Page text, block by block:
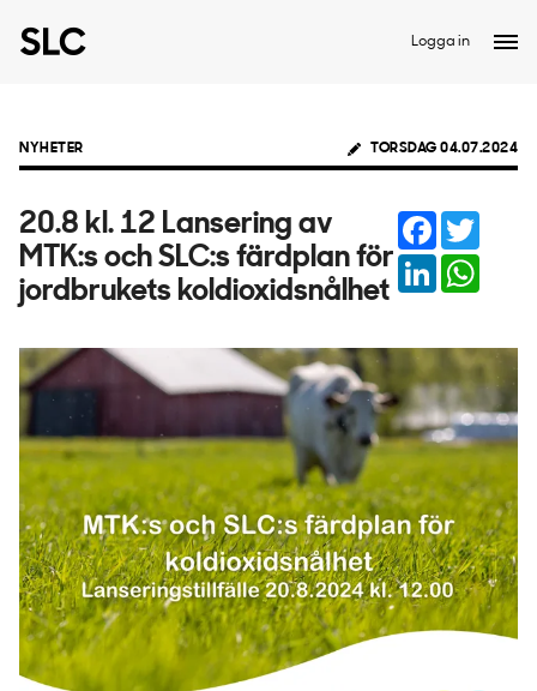
Logga in
NYHETER TORSDAG 04.07.2024
20.8 kl. 12 Lansering av
MTK:s och SLC:s färdplan för
jordbrukets koldioxidsnålhet
Facebook
LinkedIn